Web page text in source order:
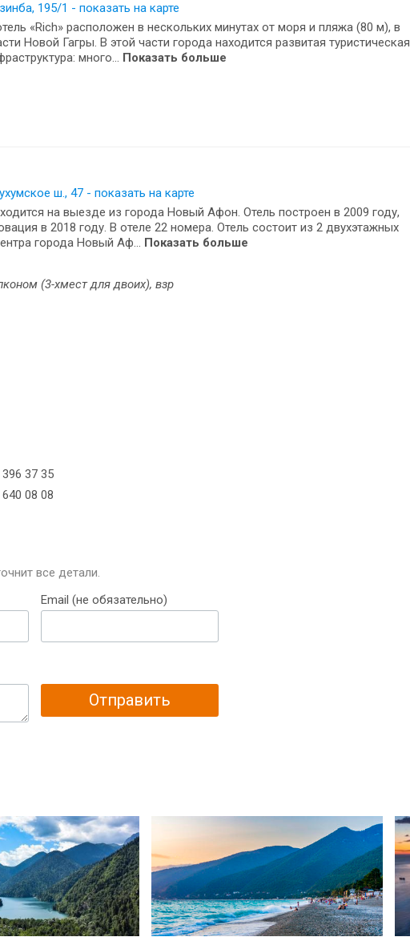
195/1 - показать на карте
«Rich» расположен в нескольких минутах от моря и пляжа (80 м), в
Новой Гагры. В этой части города находится развитая туристическая
много... Показать больше
ш., 47 - показать на карте
на выезде из города Новый Афон. Отель построен в 2009 году,
в 2018 году. В отеле 22 номера. Отель состоит из 2 двухэтажных
города Новый Аф... Показать больше
(3-хмест для двоих), взр
37 35
08 08
все детали.
Email (не обязательно)
Отправить